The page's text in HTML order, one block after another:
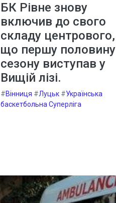
БК Рівне знову
включив до свого
складу центрового,
що першу половину
сезону виступав у
Вищій лізі.
#Вінниця #Луцьк #Українська
баскетбольна Суперліга